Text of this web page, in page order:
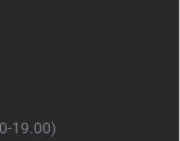
19.00)